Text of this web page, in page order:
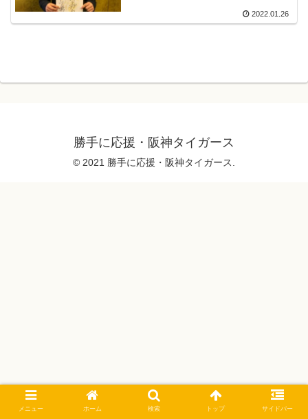
2022.01.26
勝手に応援・阪神タイガース
© 2021 勝手に応援・阪神タイガース.
メニュー ホーム 検索 トップ サイドバー